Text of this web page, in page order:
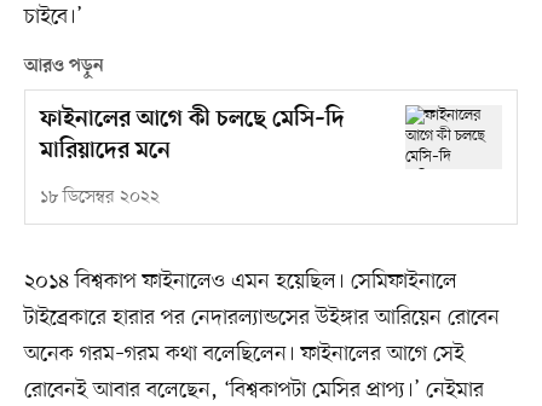
চাইবে।‌’
আরও পড়ুন
ফাইনালের আগে কী চলছে মেসি–দি
মারিয়াদের মনে
১৮ ডিসেম্বর ২০২২
২০১৪ বিশ্বকাপ ফাইনালেও এমন হয়েছিল। সেমিফাইনালে
টাইব্রেকারে হারার পর নেদারল্যান্ডসের উইঙ্গার আরিয়েন রোবেন
অনেক গরম–গরম কথা বলেছিলেন। ফাইনালের আগে সেই
রোবেনই আবার বলেছেন, ‘বিশ্বকাপটা মেসির প্রাপ্য।‌’ নেইমার